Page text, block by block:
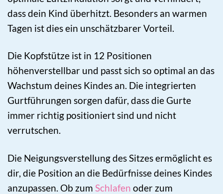
dass dein Kind überhitzt. Besonders an warmen
Tagen ist dies ein unschätzbarer Vorteil.
Die Kopfstütze ist in 12 Positionen
höhenverstellbar und passt sich so optimal an das
Wachstum deines Kindes an. Die integrierten
Gurtführungen sorgen dafür, dass die Gurte
immer richtig positioniert sind und nicht
verrutschen.
Die Neigungsverstellung des Sitzes ermöglicht es
dir, die Position an die Bedürfnisse deines Kindes
anzupassen. Ob zum Schlafen oder zum